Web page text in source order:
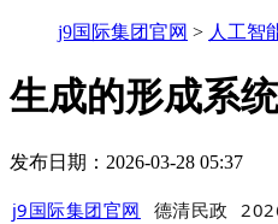
j9国际集团官网 > 人工智
生成的形成系
发布日期：2026-03-28 05:37
j9国际集团官网 德清民政